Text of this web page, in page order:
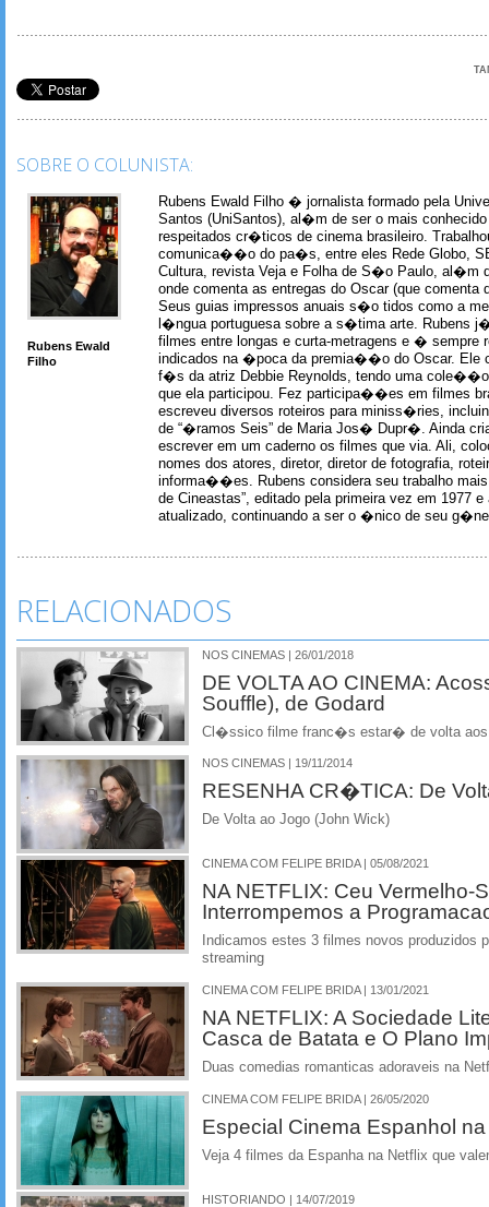
SOBRE O COLUNISTA:
Rubens Ewald
Filho
Rubens Ewald Filho � jornalista formado pela
Santos (UniSantos), al�m de ser o mais
respeitados cr�ticos de cinema brasileiro.
comunica��o do pa�s, entre eles Rede Globo,
Cultura, revista Veja e Folha de S�o Paulo, al�m
onde comenta as entregas do Oscar (que comenta
Seus guias impressos anuais s�o tidos como a
l�ngua portuguesa sobre a s�tima arte. Rubens
filmes entre longas e curta-metragens e � sempre
indicados na �poca da premia��o do Oscar. Ele
f�s da atriz Debbie Reynolds, tendo uma
que ela participou. Fez participa��es em filmes
escreveu diversos roteiros para miniss�ries,
de “�ramos Seis” de Maria Jos� Dupr�. Ainda
escrever em um caderno os filmes que via. Ali,
nomes dos atores, diretor, diretor de fotografia,
informa��es. Rubens considera seu trabalho
de Cineastas”, editado pela primeira vez em 1977 e
atualizado, continuando a ser o �nico de seu
RELACIONADOS
NOS CINEMAS | 26/01/2018
DE VOLTA AO CINEMA:
Souffle), de Godard
Cl�ssico filme franc�s estar� de volta aos
NOS CINEMAS | 19/11/2014
RESENHA CR�TICA: De
De Volta ao Jogo (John Wick)
CINEMA COM FELIPE BRIDA | 05/08/2021
NA NETFLIX: Ceu Vermelho-
Interrompemos a
Indicamos estes 3 filmes novos produzidos
streaming
CINEMA COM FELIPE BRIDA | 13/01/2021
NA NETFLIX: A Sociedade
Casca de Batata e O Plano
Duas comedias romanticas adoraveis na
CINEMA COM FELIPE BRIDA | 26/05/2020
Especial Cinema Espanhol
Veja 4 filmes da Espanha na Netflix que
HISTORIANDO | 14/07/2019